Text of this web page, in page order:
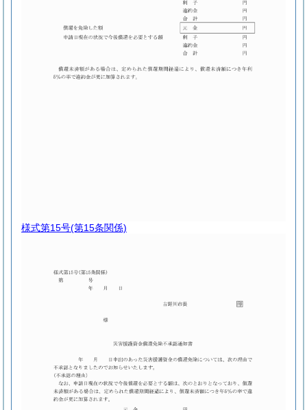
様式第15号(第15条関係)